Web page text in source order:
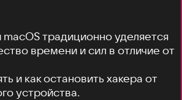
традиционно уделяется
времени и сил в отличие от
и как остановить хакера от
устройства.